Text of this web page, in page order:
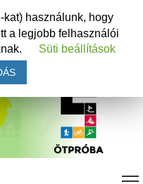
használunk, hogy
a legjobb felhasználói
Süti beállítások